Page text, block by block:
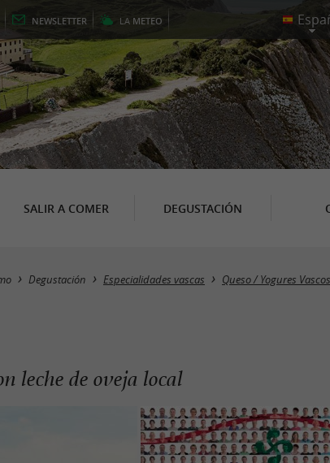
NEWSLETTER LA METEO
SALIR A COMER DEGUSTACIÓN
Degustación Especialidades vascas Queso / Yogures Vascos
leche de oveja local